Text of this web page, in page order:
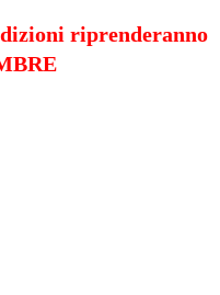
riprenderanno